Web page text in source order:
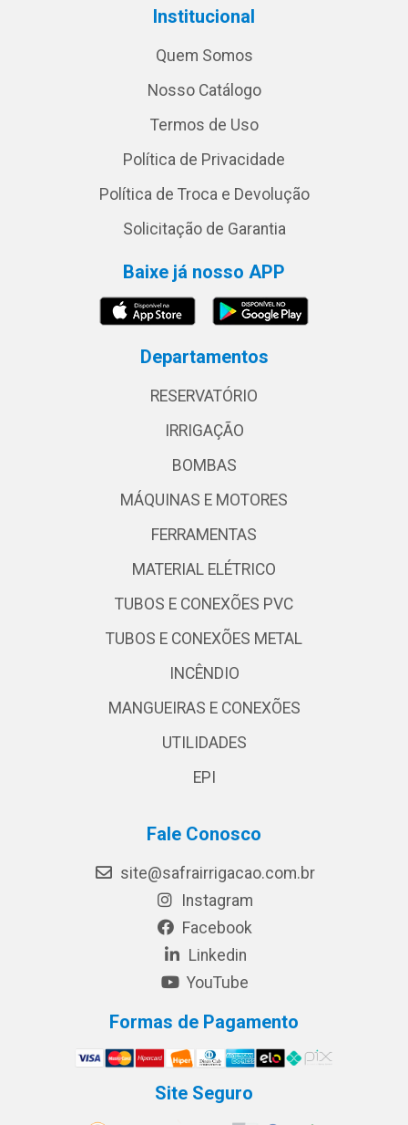
Institucional
Quem Somos
Nosso Catálogo
Termos de Uso
Política de Privacidade
Política de Troca e Devolução
Solicitação de Garantia
Baixe já nosso APP
Departamentos
RESERVATÓRIO
IRRIGAÇÃO
BOMBAS
MÁQUINAS E MOTORES
FERRAMENTAS
MATERIAL ELÉTRICO
TUBOS E CONEXÕES PVC
TUBOS E CONEXÕES METAL
INCÊNDIO
MANGUEIRAS E CONEXÕES
UTILIDADES
EPI
Fale Conosco
site@safrairrigacao.com.br
Instagram
Facebook
Linkedin
YouTube
Formas de Pagamento
Site Seguro